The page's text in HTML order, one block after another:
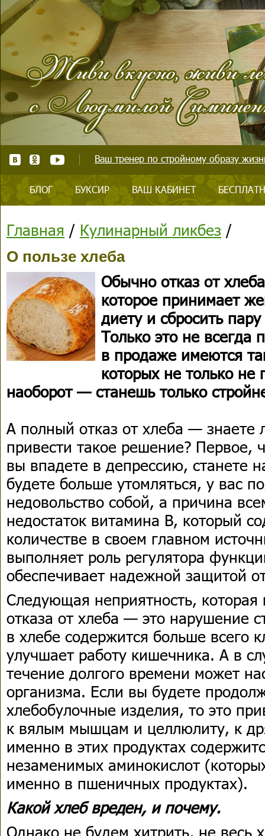
Ваш тренер по стройному образу
БЛОГ БУКСИР ВАШ КАБИНЕТ
Главная / Кулинарный ликбез /
О пользе хлеба
Обычно отказ от
которое принимает
диету и сбросить
Только это не всегда
в продаже имеются
которых не только
наоборот — станешь только
А полный отказ от хлеба —
привести такое решение? Первое,
вы впадете в депрессию, станете
будете больше утомляться, у вас
недовольство собой, а причина
недостаток витамина В, который
количестве в своем главном
выполняет роль регулятора
обеспечивает надежной защитой
Следующая неприятность, которая
отказа от хлеба — это нарушение
в хлебе содержится больше всего
улучшает работу кишечника. А в
течение долгого времени может
организма. Если вы будете
хлебобулочные изделия, то это
к вялым мышцам и целлюлиту, к
именно в этих продуктах
незаменимых аминокислот
именно в пшеничных продуктах).
Какой хлеб вреден, и почему.
Однако не будем хитрить, не весь